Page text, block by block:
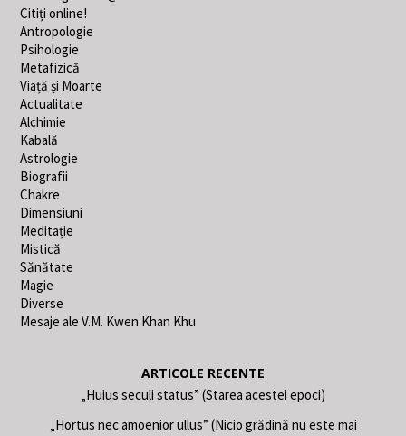
Citiți online!
Antropologie
Psihologie
Metafizică
Viață și Moarte
Actualitate
Alchimie
Kabală
Astrologie
Biografii
Chakre
Dimensiuni
Meditație
Mistică
Sănătate
Magie
Diverse
Mesaje ale V.M. Kwen Khan Khu
ARTICOLE RECENTE
„Huius seculi status” (Starea acestei epoci)
„Hortus nec amoenior ullus” (Nicio grădină nu este mai